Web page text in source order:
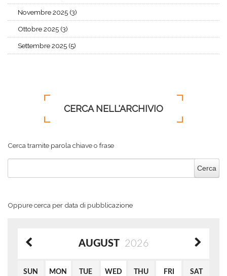
Novembre 2025 (3)
Ottobre 2025 (3)
Settembre 2025 (5)
CERCA NELL'ARCHIVIO
Cerca tramite parola chiave o frase
Oppure cerca per data di pubblicazione
AUGUST 2026
SUN MON TUE WED THU FRI SAT